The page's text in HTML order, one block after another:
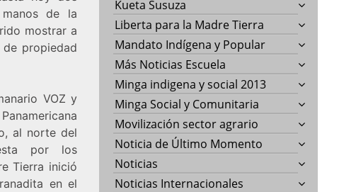
de la
mostrar a
propiedad
VOZ y
al norte del
por los
Tierra inició
en el
Kueta Susuza
Liberta para la Madre Tierra
Mandato Indígena y Popular
Más Noticias Escuela
Minga indigena y social 2013
Minga Social y Comunitaria
Movilización sector agrario
Noticia de Último Momento
Noticias
Noticias Internacionales